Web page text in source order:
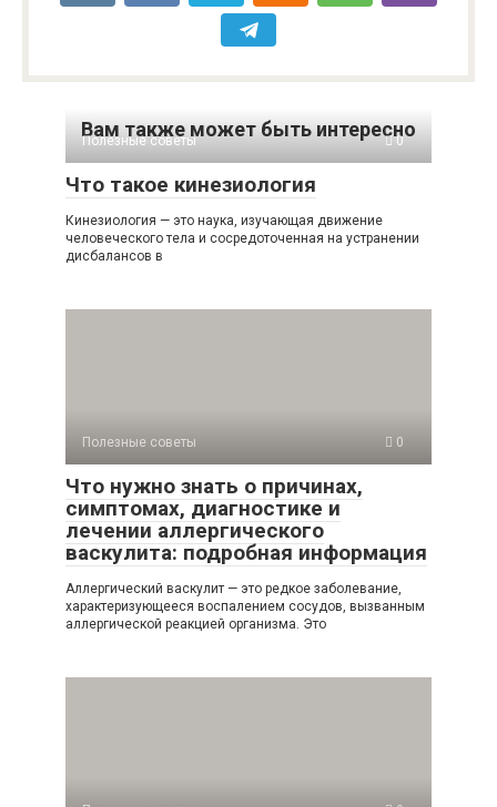
Вам также может быть интересно
Полезные советы 0
Что такое кинезиология
Кинезиология — это наука, изучающая движение
человеческого тела и сосредоточенная на устранении
дисбалансов в
Полезные советы 0
Что нужно знать о причинах,
симптомах, диагностике и
лечении аллергического
васкулита: подробная информация
Аллергический васкулит — это редкое заболевание,
характеризующееся воспалением сосудов, вызванным
аллергической реакцией организма. Это